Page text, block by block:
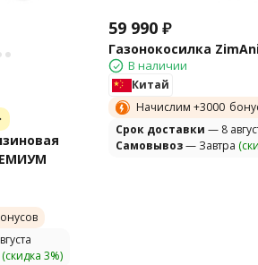
(скидка 3%)
59 990 ₽
Газонокосилка
В наличии
Китай
Начислим +3000
Cрок доставки — 8
Самовывоз— Завтра